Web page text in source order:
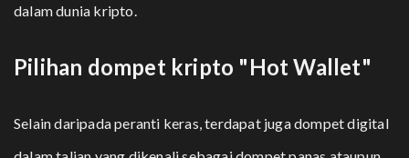
dalam dunia kripto.
Pilihan dompet kripto "Hot Wallet"
Selain daripada peranti keras, terdapat juga dompet digital